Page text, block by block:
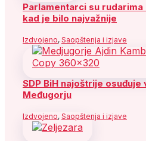
Parlamentarci su
kad je bilo najvažnije
Izdvojeno, Saopštenja i izjave
SDP BiH najoštrije osuđuje
Međugorju
Izdvojeno, Saopštenja i izjave